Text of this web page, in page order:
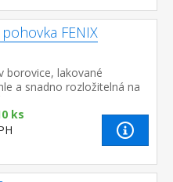
FENIX
borovice, lakované
a snadno rozložitelná na
dva laťkové rošty jsou
...
ks